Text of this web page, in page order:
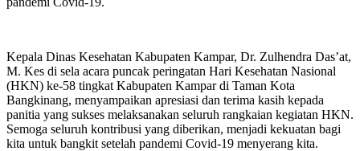
Kepala Dinas Kesehatan Kabupaten Kampar, Dr. Zulhendra Das’at,
M. Kes di sela acara puncak peringatan Hari Kesehatan Nasional
(HKN) ke-58 tingkat Kabupaten Kampar di Taman Kota
Bangkinang, menyampaikan apresiasi dan terima kasih kepada
panitia yang sukses melaksanakan seluruh rangkaian kegiatan HKN.
Semoga seluruh kontribusi yang diberikan, menjadi kekuatan bagi
kita untuk bangkit setelah pandemi Covid-19 menyerang kita.